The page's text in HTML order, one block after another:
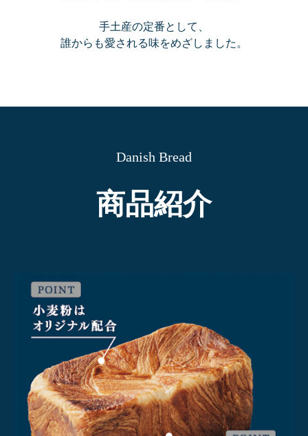
手土産の定番として、
誰からも愛される味をめざしました。
Danish Bread
商品紹介